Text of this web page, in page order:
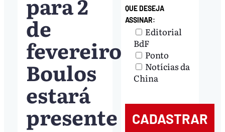
de
fevereiro;
Boulos
estará
presente
QUE DESEJA
ASSINAR:
Editorial
BdF
Ponto
Notícias da
China